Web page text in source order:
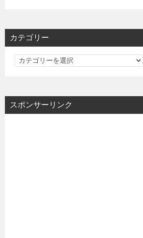
カテゴリー
カ
リ
ー
スポンサーリンク